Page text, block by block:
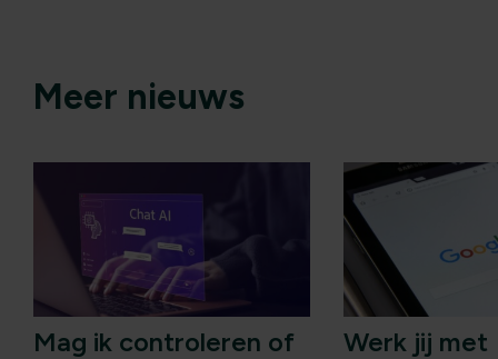
Meer nieuws
Mag ik controleren of
Werk jij met